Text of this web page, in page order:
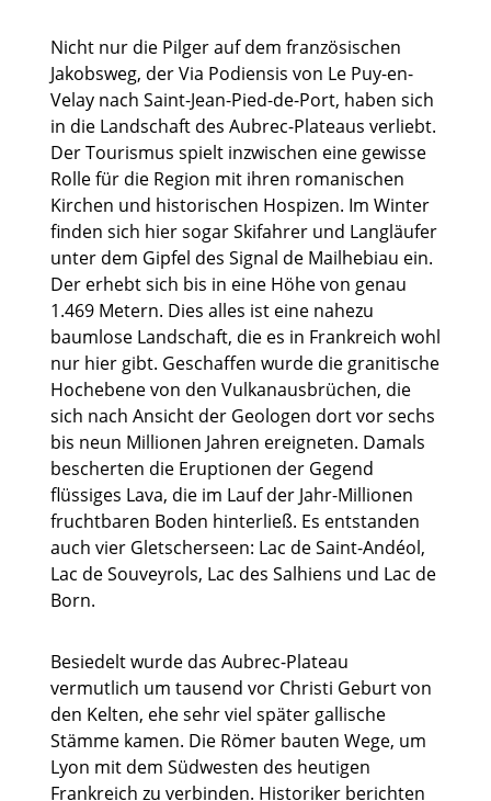
Nicht nur die Pilger auf dem französischen
Jakobsweg, der Via Podiensis von Le Puy-en-
Velay nach Saint-Jean-Pied-de-Port, haben sich
in die Landschaft des Aubrec-Plateaus verliebt.
Der Tourismus spielt inzwischen eine gewisse
Rolle für die Region mit ihren romanischen
Kirchen und historischen Hospizen. Im Winter
finden sich hier sogar Skifahrer und Langläufer
unter dem Gipfel des Signal de Mailhebiau ein.
Der erhebt sich bis in eine Höhe von genau
1.469 Metern. Dies alles ist eine nahezu
baumlose Landschaft, die es in Frankreich wohl
nur hier gibt. Geschaffen wurde die granitische
Hochebene von den Vulkanausbrüchen, die
sich nach Ansicht der Geologen dort vor sechs
bis neun Millionen Jahren ereigneten. Damals
bescherten die Eruptionen der Gegend
flüssiges Lava, die im Lauf der Jahr-Millionen
fruchtbaren Boden hinterließ. Es entstanden
auch vier Gletscherseen: Lac de Saint-Andéol,
Lac de Souveyrols, Lac des Salhiens und Lac de
Born.
Besiedelt wurde das Aubrec-Plateau
vermutlich um tausend vor Christi Geburt von
den Kelten, ehe sehr viel später gallische
Stämme kamen. Die Römer bauten Wege, um
Lyon mit dem Südwesten des heutigen
Frankreich zu verbinden. Historiker berichten